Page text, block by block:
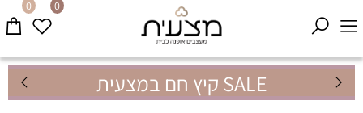
SALE קיץ חם במצעית
0 0